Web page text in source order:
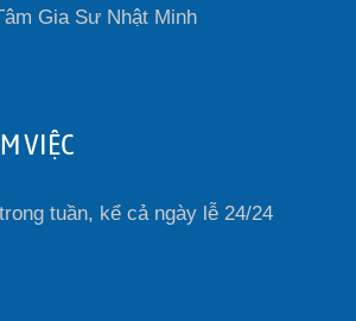
Gia Sư Nhật Minh
VIỆC
tuần, kể cả ngày lễ 24/24